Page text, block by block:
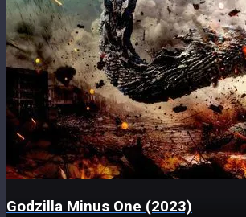
Godzilla Minus One (2023)